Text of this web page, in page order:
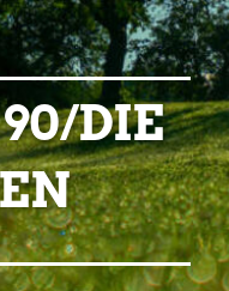
DIE